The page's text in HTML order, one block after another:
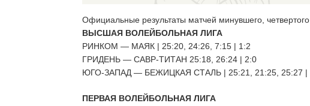
Официальные результаты матчей минувшего,
ВЫСШАЯ ВОЛЕЙБОЛЬНАЯ ЛИГА
РИНКОМ — МАЯК | 25:20, 24:26, 7:15 | 1:2
ГРИДЕНЬ — САВР-ТИТАН 25:18, 26:24 | 2:0
ЮГО-ЗАПАД — БЕЖИЦКАЯ СТАЛЬ | 25:21, 21:25, 25:27 |
ПЕРВАЯ ВОЛЕЙБОЛЬНАЯ ЛИГА